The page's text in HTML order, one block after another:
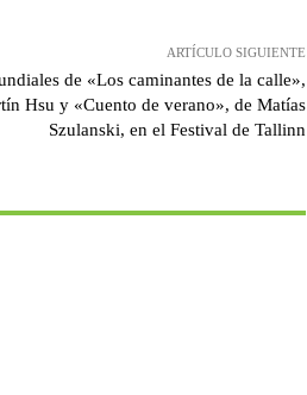
ARTÍCULO SIGUIENTE
de «Los caminantes de la calle»,
Hsu y «Cuento de verano», de Matías
Szulanski, en el Festival de Tallinn